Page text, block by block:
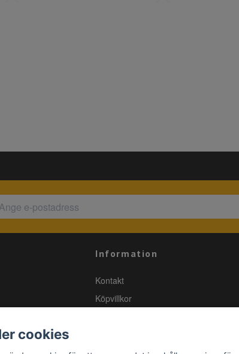
Information
Kontakt
Köpvillkor
cookies